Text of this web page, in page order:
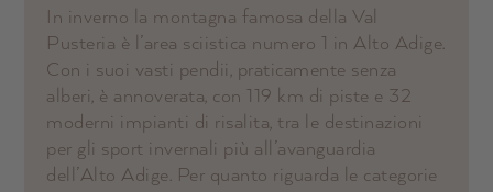
In inverno la montagna famosa della Val
Pusteria è l’area sciistica numero 1 in Alto Adige.
Con i suoi vasti pendii, praticamente senza
alberi, è annoverata, con 119 km di piste e 32
moderni impianti di risalita, tra le destinazioni
per gli sport invernali più all’avanguardia
dell’Alto Adige. Per quanto riguarda le categorie